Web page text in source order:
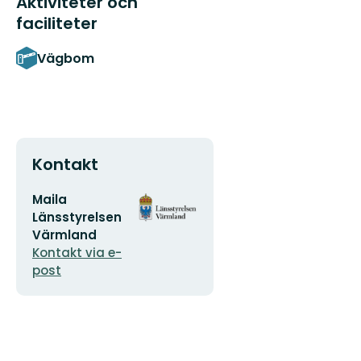
faciliteter
Vägbom
Kontakt
E-
postadress
Maila
Länsstyrelsen
Värmland
Kontakt via e-
post
Organisationens
logotyp